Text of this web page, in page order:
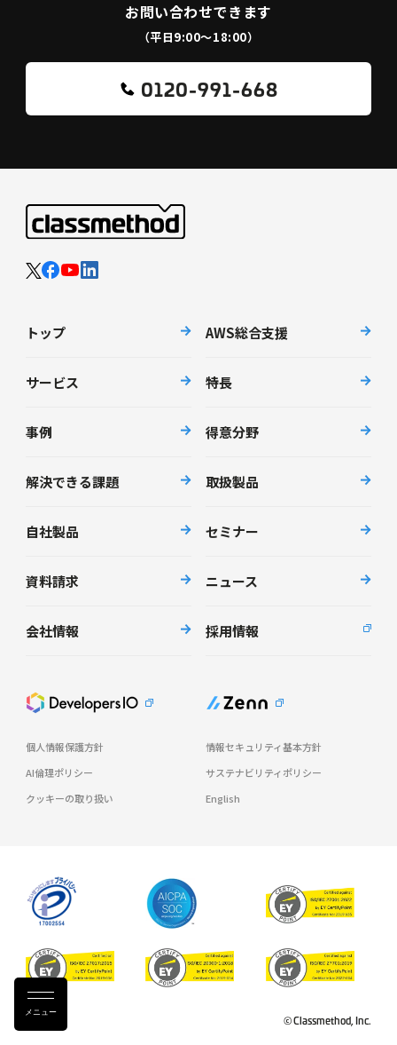
メニュー
お問い合わせできます
（平日9:00〜18:00）
0120-991-668
トップ AWS総合支援
サービス 特長
事例 得意分野
解決できる課題 取扱製品
自社製品 セミナー
資料請求 ニュース
会社情報 採用情報
個人情報保護方針
情報セキュリティ基本方針
AI倫理ポリシー
サステナビリティポリシー
クッキーの取り扱い
English
© Classmethod, Inc.